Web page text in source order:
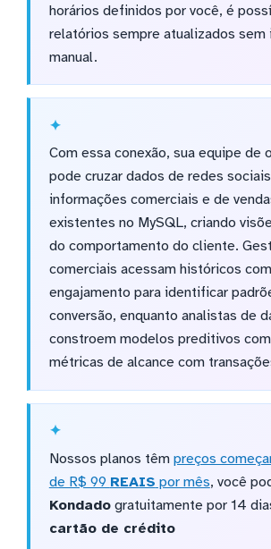
horários definidos por você, é
relatórios sempre atualizados sem
manual.
Com essa conexão, sua equipe de
pode cruzar dados de redes
informações comerciais e de
existentes no MySQL, criando
do comportamento do cliente.
comerciais acessam históricos
engajamento para identificar
conversão, enquanto analistas de
constroem modelos preditivos
métricas de alcance com
Nossos planos têm preços
de R$ 99 REAIS por mês, você
Kondadogratuitamente por 14
cartão de crédito